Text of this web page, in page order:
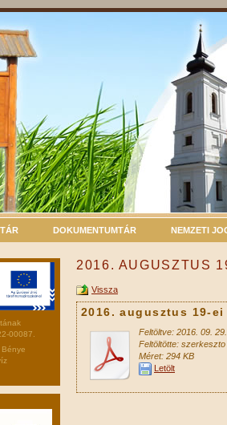
DOKUMENTUMTÁR NEMZETI
00087.
2016. AUGUSZTUS
Vissza
2016. augusztus 19-
Feltöltve: 2016. 09. 29.
Feltöltötte: szerkeszto
Méret: 294 KB
Letölt